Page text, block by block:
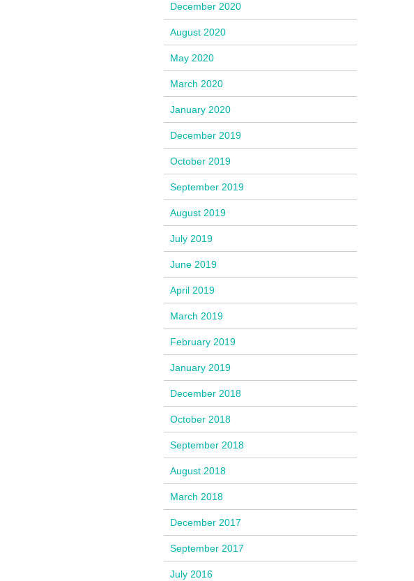
December 2020
August 2020
May 2020
March 2020
January 2020
December 2019
October 2019
September 2019
August 2019
July 2019
June 2019
April 2019
March 2019
February 2019
January 2019
December 2018
October 2018
September 2018
August 2018
March 2018
December 2017
September 2017
July 2016